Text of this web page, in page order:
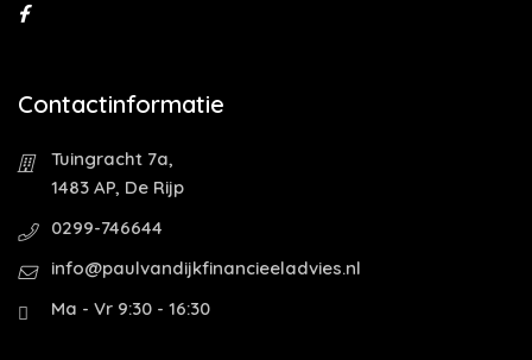
Contactinformatie
Tuingracht 7a,
1483 AP, De Rijp
0299-746644
info@paulvandijkfinancieeladvies.nl
Ma - Vr 9:30 - 16:30